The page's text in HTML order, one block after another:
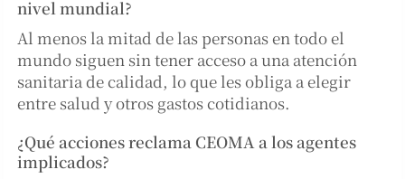
nivel mundial?
Al menos la mitad de las personas en todo el
mundo siguen sin tener acceso a una atención
sanitaria de calidad, lo que les obliga a elegir
entre salud y otros gastos cotidianos.
¿Qué acciones reclama CEOMA a los agentes
implicados?